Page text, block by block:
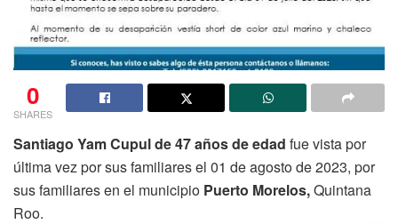
0
SHARES
Santiago Yam Cupul de 47 años de edad fue vista por
última vez por sus familiares el 01 de agosto de 2023, por
sus familiares en el municipio Puerto Morelos,Quintana
Roo.